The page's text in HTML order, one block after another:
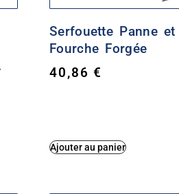
Serfouette Panne et
Fourche Forgée
40,86€
Ajouter au panier